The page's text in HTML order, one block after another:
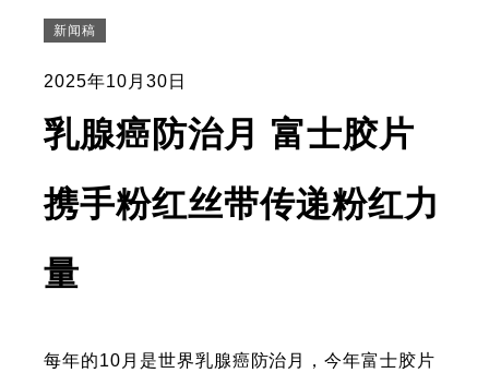
新闻稿
2025年10月30日
乳腺癌防治月 富士胶片
携手粉红丝带传递粉红力
量
每年的10月是世界乳腺癌防治月，今年富士胶片